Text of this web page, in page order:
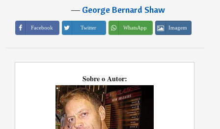
―George Bernard Shaw
Facebook Twitter WhatsApp Imagem
Sobre o Autor: